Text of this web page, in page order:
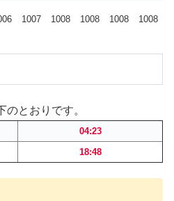
1007 1008 1008 1008 1008
のとおりです。
04:23
18:48